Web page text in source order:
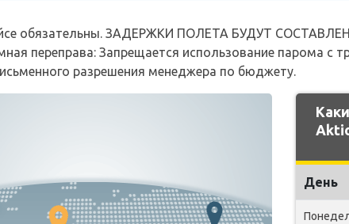
обязательны. ЗАДЕРЖКИ ПОЛЕТА БУДУТ
переправа: Запрещается использование парома с
разрешения менеджера по бюджету.
День